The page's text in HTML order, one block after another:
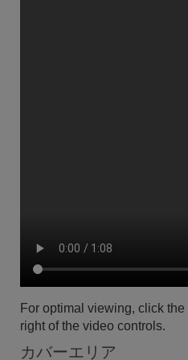
For optimal viewing, click
right of the video controls.
カバーエリア